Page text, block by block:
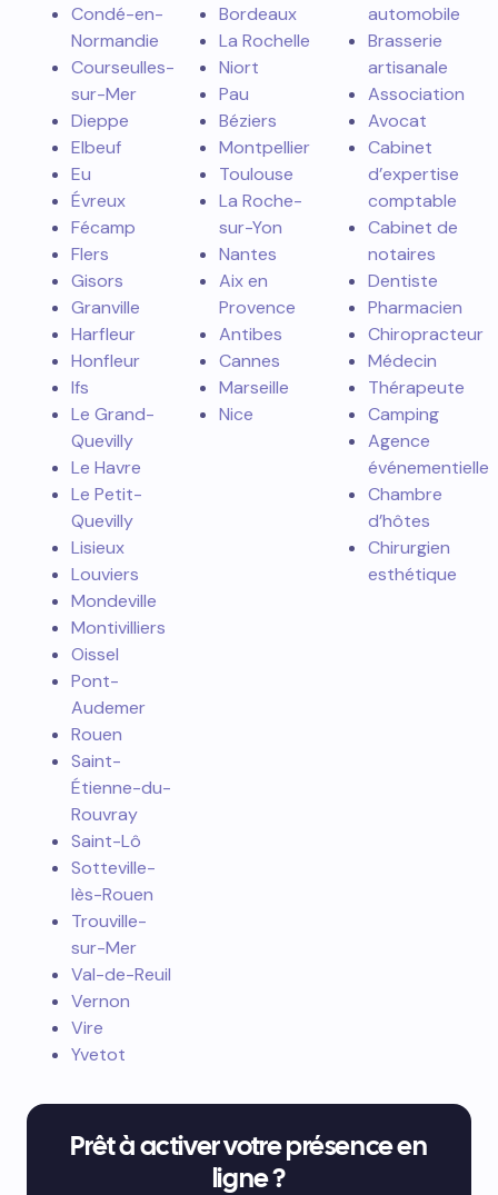
Condé-en-
Normandie
Courseulles-
sur-Mer
Dieppe
Elbeuf
Eu
Évreux
Fécamp
Flers
Gisors
Granville
Harfleur
Honfleur
Ifs
Le Grand-
Quevilly
Le Havre
Le Petit-
Quevilly
Lisieux
Louviers
Mondeville
Montivilliers
Oissel
Pont-
Audemer
Rouen
Saint-
Étienne-du-
Rouvray
Saint-Lô
Sotteville-
lès-Rouen
Trouville-
sur-Mer
Val-de-Reuil
Vernon
Vire
Yvetot
Bordeaux
La Rochelle
Niort
Pau
Béziers
Montpellier
Toulouse
La Roche-
sur-Yon
Nantes
Aix en
Provence
Antibes
Cannes
Marseille
Nice
automobile
Brasserie
artisanale
Association
Avocat
Cabinet
d’expertise
comptable
Cabinet de
notaires
Dentiste
Pharmacien
Chiropracteur
Médecin
Thérapeute
Camping
Agence
événementielle
Chambre
d’hôtes
Chirurgien
esthétique
Prêt à activer votre présence en
ligne ?